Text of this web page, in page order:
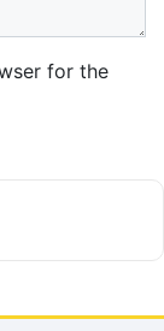
for the